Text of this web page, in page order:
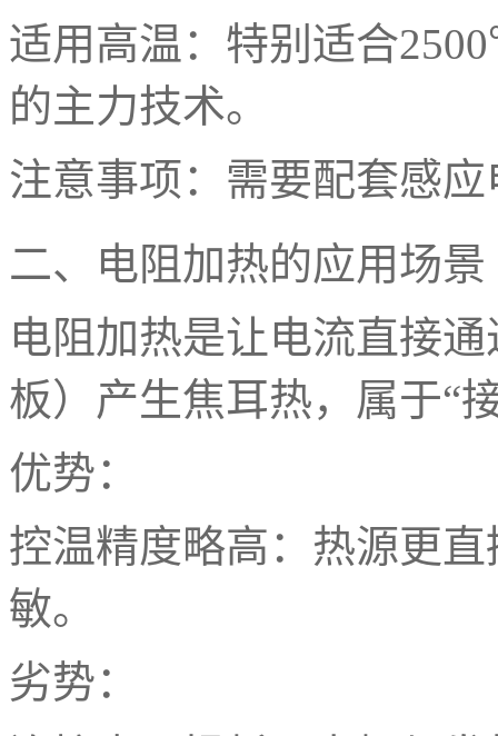
适用高温：特别适合2500
的主力技术。
注意事项：需要配套感
二、电阻加热的应用场景
电阻加热是让电流直接
板）产生焦耳热，属于“
优势：
控温精度略高：热源更
敏。
劣势：